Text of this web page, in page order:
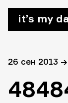
it’s my
26 сен 2013 →